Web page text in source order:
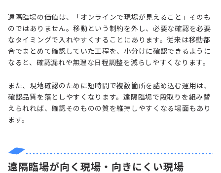
遠隔臨場の価値は、「オンラインで現場が見えること」そのも
のではありません。移動という制約を外し、必要な確認を必要
なタイミングで入れやすくすることにあります。従来は移動都
合でまとめて確認していた工程を、小分けに確認できるように
なると、確認漏れや無理な日程調整を減らしやすくなります。
また、現地確認のために短時間で複数箇所を詰め込む運用は、
確認品質を落としやすくなります。遠隔臨場で段取りを組み替
えられれば、確認そのものの質を維持しやすくなる場面もあり
ます。
遠隔臨場が向く現場・向きにくい現場